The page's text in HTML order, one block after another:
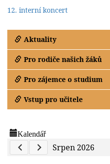
Aktuality
Pro rodiče našich žáků
Pro zájemce o studium
Vstup pro učitele
Kalendář
Previous Calendar
Next Calendar
Srpen 2026
12. interní koncert